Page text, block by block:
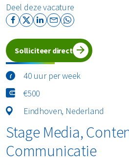
Solliciteer direct
Deel deze vacature
40 uur per week
€500
Eindhoven, Nederland
Stage Media,
Communicatie